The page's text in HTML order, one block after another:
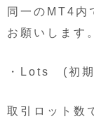
同一のMT4内
お願いします。
・Lots (初
取引ロット数